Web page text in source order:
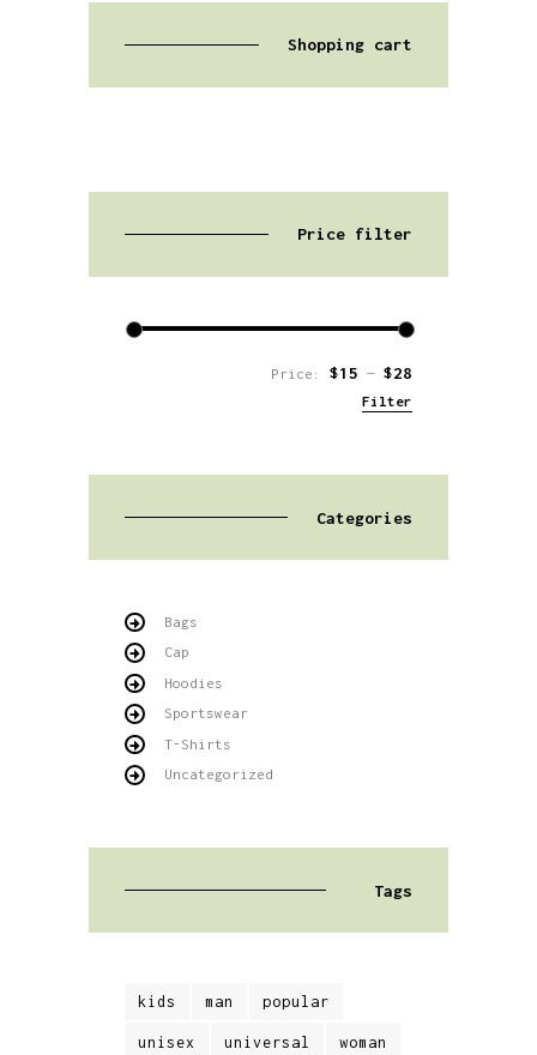
Shopping cart
Price filter
Filter
Price: $15 — $28
Categories
Bags
Cap
Hoodies
Sportswear
T-Shirts
Uncategorized
Tags
kids man popular
unisex universal woman